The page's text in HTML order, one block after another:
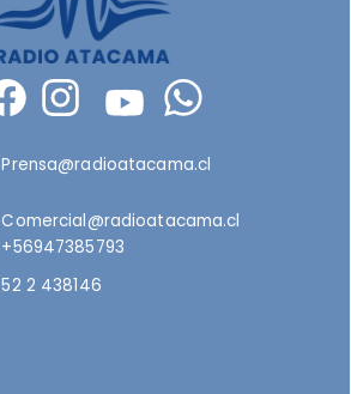
Prensa@radioatacama.cl
Comercial@radioatacama.cl
+56947385793
52 2 438146